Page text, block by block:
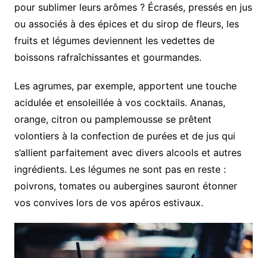
pour sublimer leurs arômes ? Écrasés, pressés en jus
ou associés à des épices et du sirop de fleurs, les
fruits et légumes deviennent les vedettes de
boissons rafraîchissantes et gourmandes.
Les agrumes, par exemple, apportent une touche
acidulée et ensoleillée à vos cocktails. Ananas,
orange, citron ou pamplemousse se prêtent
volontiers à la confection de purées et de jus qui
s’allient parfaitement avec divers alcools et autres
ingrédients. Les légumes ne sont pas en reste :
poivrons, tomates ou aubergines sauront étonner
vos convives lors de vos apéros estivaux.